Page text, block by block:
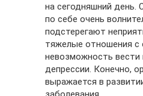
на сегодняшний день.
по себе очень
подстерегают
тяжелые отношения
невозможность вести
депрессии. Конечно,
выражается в